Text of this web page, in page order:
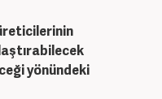
yönündeki